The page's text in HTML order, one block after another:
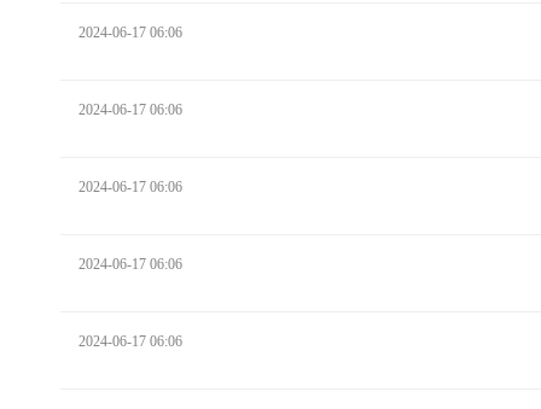
2024-06-17 06:06
2024-06-17 06:06
2024-06-17 06:06
2024-06-17 06:06
2024-06-17 06:06